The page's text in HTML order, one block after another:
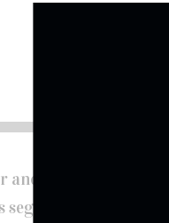
382 quilos por
para a